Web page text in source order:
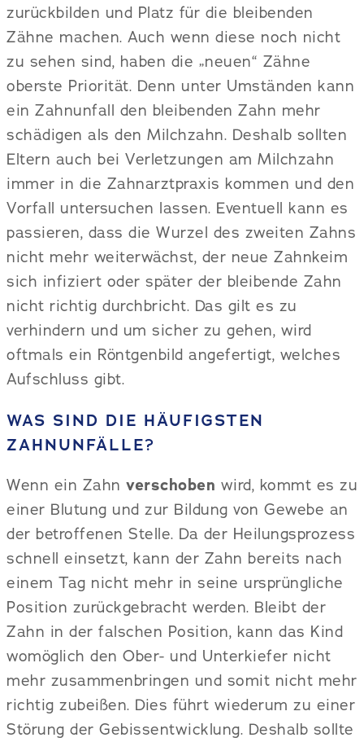
zurückbilden und Platz für die bleibenden
Zähne machen. Auch wenn diese noch nicht
zu sehen sind, haben die „neuen“ Zähne
oberste Priorität. Denn unter Umständen kann
ein Zahnunfall den bleibenden Zahn mehr
schädigen als den Milchzahn. Deshalb sollten
Eltern auch bei Verletzungen am Milchzahn
immer in die Zahnarztpraxis kommen und den
Vorfall untersuchen lassen. Eventuell kann es
passieren, dass die Wurzel des zweiten Zahns
nicht mehr weiterwächst, der neue Zahnkeim
sich infiziert oder später der bleibende Zahn
nicht richtig durchbricht. Das gilt es zu
verhindern und um sicher zu gehen, wird
oftmals ein Röntgenbild angefertigt, welches
Aufschluss gibt.
WAS SIND DIE HÄUFIGSTEN
ZAHNUNFÄLLE?
Wenn ein Zahn verschoben wird, kommt es zu
einer Blutung und zur Bildung von Gewebe an
der betroffenen Stelle. Da der Heilungsprozess
schnell einsetzt, kann der Zahn bereits nach
einem Tag nicht mehr in seine ursprüngliche
Position zurückgebracht werden. Bleibt der
Zahn in der falschen Position, kann das Kind
womöglich den Ober- und Unterkiefer nicht
mehr zusammenbringen und somit nicht mehr
richtig zubeißen. Dies führt wiederum zu einer
Störung der Gebissentwicklung. Deshalb sollte